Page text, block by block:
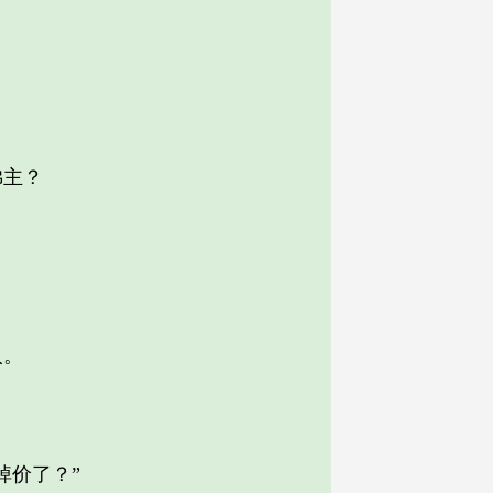
？
价了？”